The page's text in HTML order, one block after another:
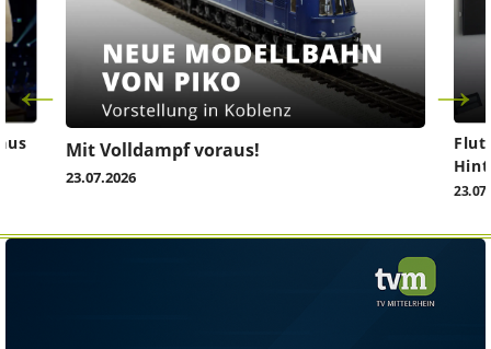
Mit Volldampf voraus!
23.07.2026